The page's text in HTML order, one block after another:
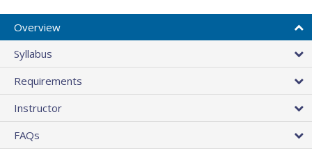
Overview
Syllabus
Requirements
Instructor
FAQs